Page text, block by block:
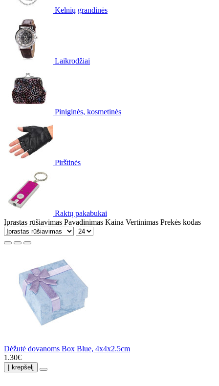
Kelnių grandinės
Laikrodžiai
Piniginės, kosmetinės
Pirštinės
Raktų pakabukai
Įprastas rūšiavimas Pavadinimas Kaina Vertinimas Prekės kodas
Dėžutė dovanoms Box Blue, 4x4x2.5cm
1.30€
Į krepšelį